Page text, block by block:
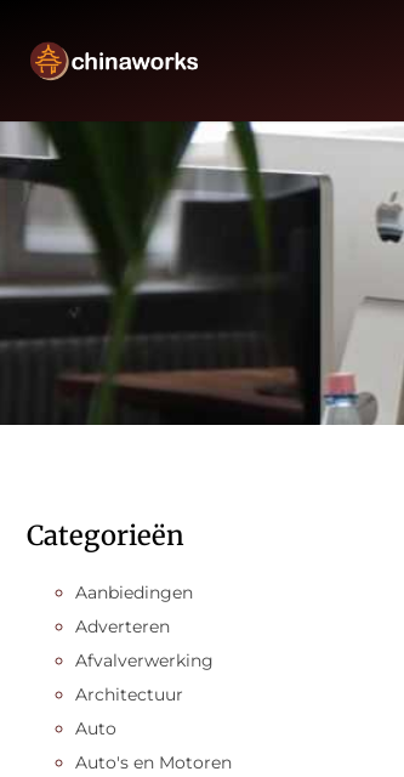
Categorieën
Aanbiedingen
Adverteren
Afvalverwerking
Architectuur
Auto
Auto's en Motoren